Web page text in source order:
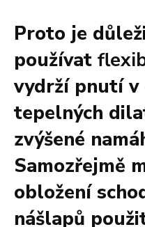
Proto je
používat
vydrží pnutí v
tepelných
zvýšené
Samozřejmě
obložení
nášlapů